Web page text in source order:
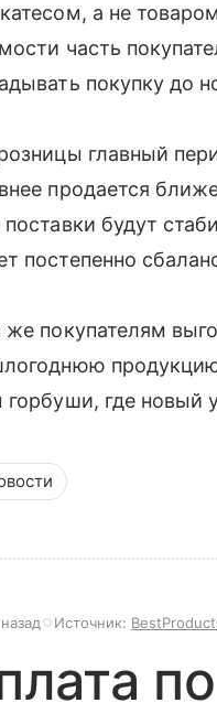
а не
часть
покупку до
главный
продается
поставки будут
постепенно
же покупателям
горбуши, где новый
Источник: